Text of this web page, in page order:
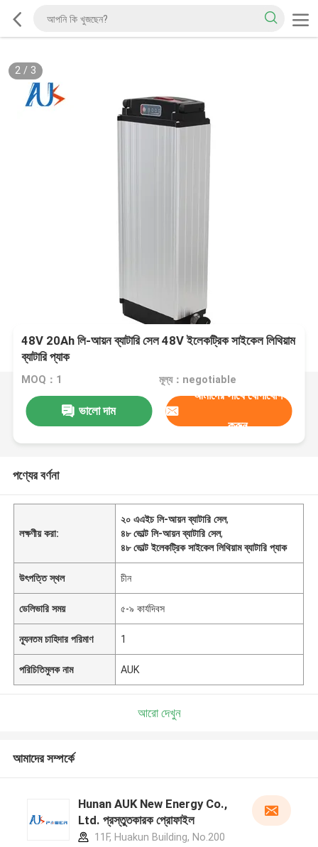
2/ 3
48V 20Ah লি-আয়ন ব্যাটারি সেল 48V ইলেকট্রিক সাইকেল লিথিয়াম
ব্যাটারি প্যাক
MOQ：1 মূল্য：negotiable
ভালো দাম
আমাদের সাথে যোগাযোগ
করুন
পণ্যের বর্ণনা
লক্ষণীয় করা:
২০ এএইচ লি-আয়ন ব্যাটারি সেল,
৪৮ ভোল্ট লি-আয়ন ব্যাটারি সেল,
৪৮ ভোল্ট ইলেকট্রিক সাইকেল লিথিয়াম ব্যাটারি প্যাক
উৎপত্তি স্থল চীন
ডেলিভারি সময় ৫-৯ কার্যদিবস
ন্যূনতম চাহিদার পরিমাণ 1
পরিচিতিমুলক নাম AUK
আরো দেখুন
আমাদের সম্পর্কে
Hunan AUK New Energy Co.,
Ltd. প্রস্তুতকারক প্রোফাইল
11F, Huakun Building, No.200